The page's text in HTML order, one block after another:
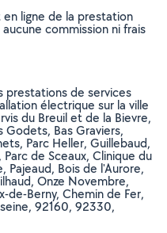
ligne de la prestation
commission ni frais
prestations de services
électrique sur la ville
du Breuil et de la Bievre,
Godets, Bas Graviers,
Parc Heller, Guillebaud,
de Sceaux, Clinique du
Pajeaud, Bois de l'Aurore,
Onze Novembre,
de-Berny, Chemin de Fer,
92160, 92330,